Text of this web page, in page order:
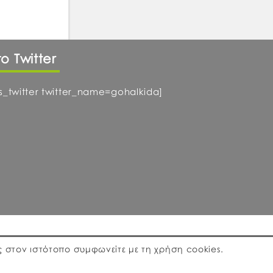
Twitter
twitter_name=gohalkida]
by ΕΓΚΡΙΤΟΣ GROUP
ιστότοπο συμφωνείτε με τη χρήση cookies.